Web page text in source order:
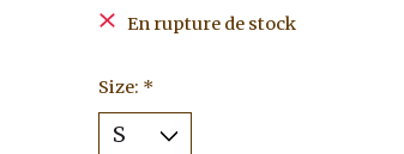
En rupture de stock
Size: *